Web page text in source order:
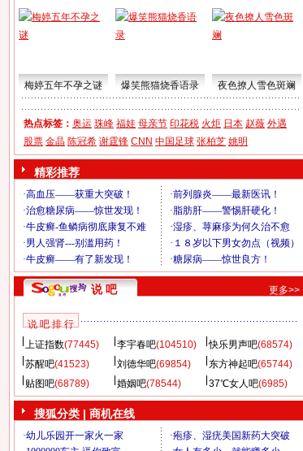
梅婷五年不孕之谜 爆笑熊猫烧香语录 夜色撩人雪色斑斓
热点标签： 奥运 珠峰 福娃 母亲节 印花税 火炬 日本 赵薇 外遇
股票 金晶 陈冠希 谢霆锋 CNN 中国足球 张柏芝 姚明
精彩推荐
说 吧 更多>>
说 吧 排 行
上证指数(77445) 李宇春吧(104510) 快乐男声吧(68574)
苏醒吧(41523) 刘德华吧(69854) 东方神起吧(65744)
贴图吧(68789) 婚姻吧(78544) 37℃女人吧(6985)
搜狐分类 | 商机在线